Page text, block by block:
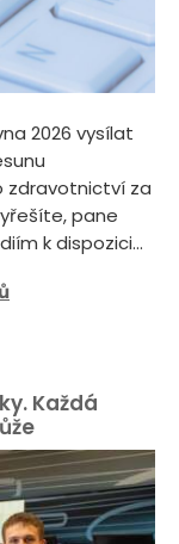
2026 vysílat
zdravotnictví za
pane
k dispozici...
Každá